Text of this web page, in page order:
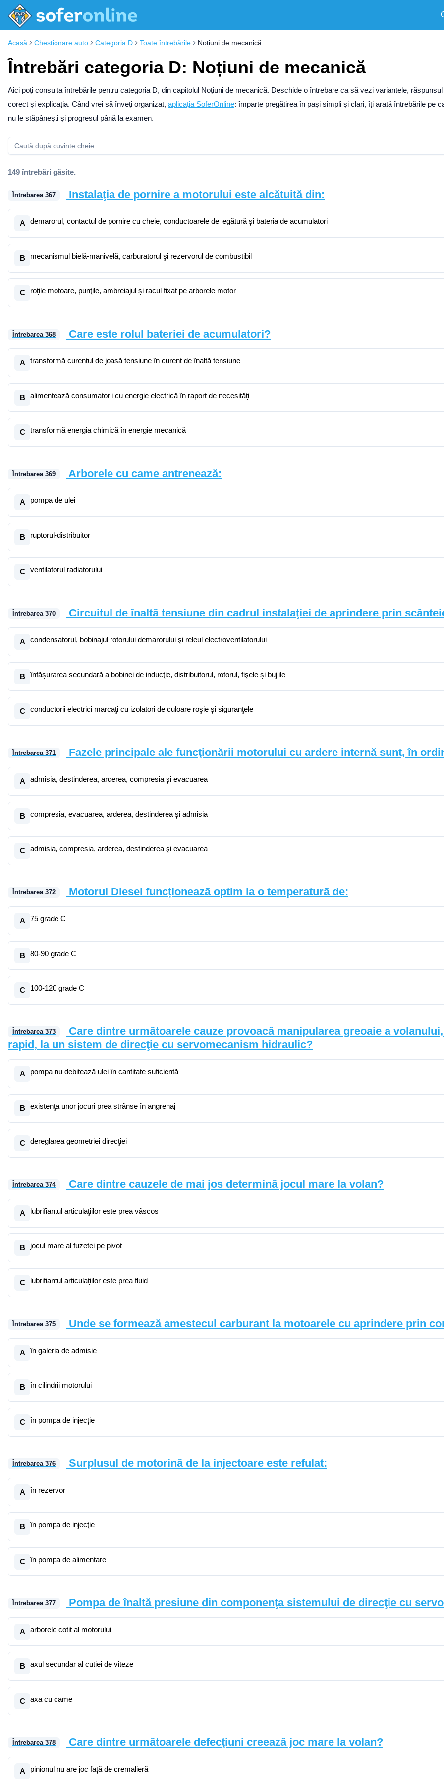
Acasă Chestionare auto Categoria D Toate întrebările Noțiuni de mecanică
Întrebări categoria D: Noțiuni de mecanică
Aici poți consulta întrebările pentru categoria D, din capitolul Noțiuni de mecanică. Deschide o întrebare ca să vezi variantele, răspunsul
corect și explicația. Când vrei să înveți organizat, aplicația SoferOnline: împarte pregătirea în pași simpli și clari, îți arată întrebările pe
nu le stăpânești și progresul până la examen.
149 întrebări găsite.
Întrebarea 367 Instalaţia de pornire a motorului este alcătuită din:
A demarorul, contactul de pornire cu cheie, conductoarele de legătură şi bateria de acumulatori
B mecanismul bielă-manivelă, carburatorul şi rezervorul de combustibil
C roţile motoare, punţile, ambreiajul şi racul fixat pe arborele motor
Întrebarea 368 Care este rolul bateriei de acumulatori?
A transformă curentul de joasă tensiune în curent de înaltă tensiune
B alimentează consumatorii cu energie electrică în raport de necesităţi
C transformă energia chimică în energie mecanică
Întrebarea 369 Arborele cu came antrenează:
A pompa de ulei
B ruptorul-distribuitor
C ventilatorul radiatorului
Întrebarea 370 Circuitul de înaltă tensiune din cadrul instalaţiei de aprindere prin
A condensatorul, bobinajul rotorului demarorului şi releul electroventilatorului
B înfăşurarea secundară a bobinei de inducţie, distribuitorul, rotorul, fişele şi bujiile
C conductorii electrici marcaţi cu izolatori de culoare roşie şi siguranţele
Întrebarea 371 Fazele principale ale funcţionării motorului cu ardere internă sunt, în
A admisia, destinderea, arderea, compresia şi evacuarea
B compresia, evacuarea, arderea, destinderea şi admisia
C admisia, compresia, arderea, destinderea şi evacuarea
Întrebarea 372 Motorul Diesel funcționeazã optim la o temperaturã de:
A 75 grade C
B 80-90 grade C
C 100-120 grade C
Întrebarea 373
Care dintre următoarele cauze provoacă manipularea greoaie a
rapid, la un sistem de direcţie cu servomecanism hidraulic?
A pompa nu debitează ulei în cantitate suficientă
B existenţa unor jocuri prea strânse în angrenaj
C dereglarea geometriei direcţiei
Întrebarea 374 Care dintre cauzele de mai jos determină jocul mare la volan?
A lubrifiantul articulaţiilor este prea vâscos
B jocul mare al fuzetei pe pivot
C lubrifiantul articulaţiilor este prea fluid
Întrebarea 375 Unde se formează amestecul carburant la motoarele cu aprindere prin
A în galeria de admisie
B în cilindrii motorului
C în pompa de injecţie
Întrebarea 376 Surplusul de motorină de la injectoare este refulat:
A în rezervor
B în pompa de injecţie
C în pompa de alimentare
Întrebarea 377 Pompa de înaltă presiune din componenţa sistemului de direcţie cu
A arborele cotit al motorului
B axul secundar al cutiei de viteze
C axa cu came
Întrebarea 378 Care dintre următoarele defecţiuni creează joc mare la volan?
A pinionul nu are joc faţă de cremalieră